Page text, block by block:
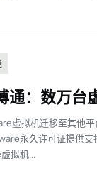
通：数万台
虚拟机迁移至其他
永久许可证提供
拟机...